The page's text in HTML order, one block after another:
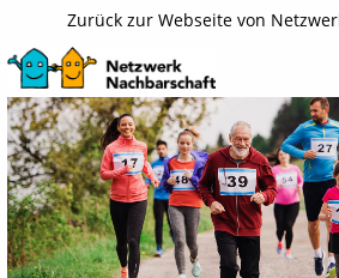
Zurück zur Webseite von